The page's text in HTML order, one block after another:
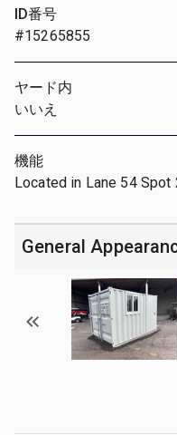
ID番号
#15265855
ヤード内
いいえ
機能
Located in Lane 54 Spot
General